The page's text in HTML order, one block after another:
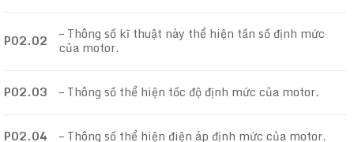
P02.02 – Thông số kĩ thuật này thể hiện tần số định mức
của motor.
P02.03 – Thông số thể hiện tốc độ định mức của motor.
P02.04 – Thông số thể hiện điện áp định mức của motor.